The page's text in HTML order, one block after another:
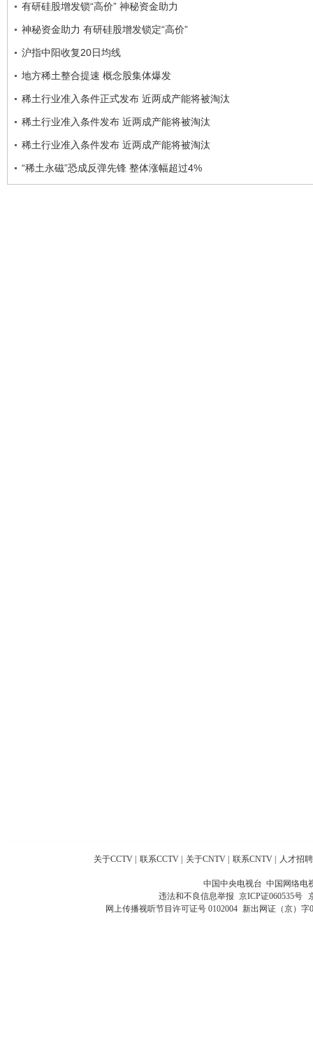
有研硅股增发锁“高价” 神秘资金助力
神秘资金助力 有研硅股增发锁定“高价”
沪指中阳收复20日均线
地方稀土整合提速 概念股集体爆发
稀土行业准入条件正式发布 近两成产能将被淘汰
稀土行业准入条件发布 近两成产能将被淘汰
稀土行业准入条件发布 近两成产能将被淘汰
“稀土永磁”恐成反弹先锋 整体涨幅超过4%
关于CCTV 联系CCTV 关于CNTV 联系CNTV 人才招聘
中国中央电视台 中国网络电
违法和不良信息举报 京ICP证060535号
网上传播视听节目许可证号 0102004 新出网证（京）